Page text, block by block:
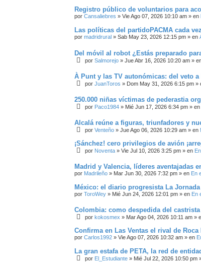
Registro público de voluntarios para
por Cansaliebres » Vie Ago 07, 2026 10:10 am » en
Las políticas del partidoPACMA cada
por madridrural » Sab May 23, 2026 12:15 pm » en
Del móvil al robot ¿Estás preparado
por Salmorejo » Jue Abr 16, 2026 10:20 am »
À Punt y las TV autonómicas: del veto
por JuanToros » Dom May 31, 2026 6:15 pm »
250.000 niñas víctimas de pederastia
por Paco1984 » Mié Jun 17, 2026 6:34 pm » en
Alcalá reúne a figuras, triunfadores y
por Venteño » Jue Ago 06, 2026 10:29 am » en
¡Sánchez! cero privilegios de avión
por Noventa » Vie Jul 10, 2026 3:25 pm » en
Madrid y Valencia, líderes aventajadas
por Madrileño » Mar Jun 30, 2026 7:32 pm » en En
México: el diario progresista La
por ToroWey » Mié Jun 24, 2026 12:01 pm » en En
Colombia: como despedida del
por kokosmex » Mar Ago 04, 2026 10:11 am »
Confirma en Las Ventas el rival de
por Carlos1992 » Vie Ago 07, 2026 10:32 am » en
La gran estafa de PETA, la red de
por El_Estudiante » Mié Jul 22, 2026 10:50 pm